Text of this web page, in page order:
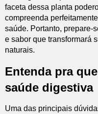
faceta dessa planta
compreenda perfeitamente
saúde. Portanto, prepare-
e sabor que transformará
naturais.
Entenda pra
saúde digestiva
Uma das principais